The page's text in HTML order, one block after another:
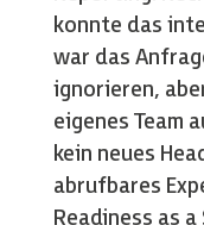
konnte das
war das
ignorieren,
eigenes Team
kein neues
abrufbares
Readiness as